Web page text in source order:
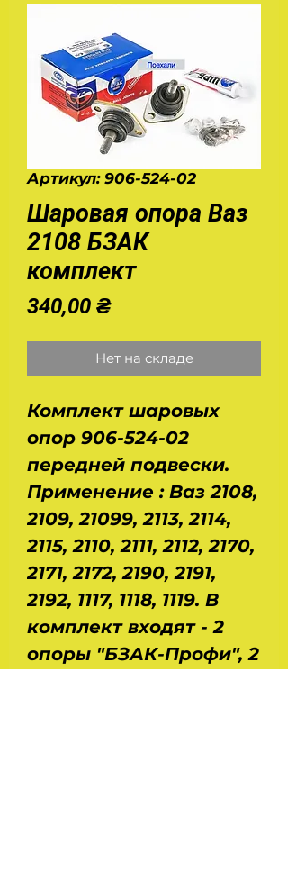
Артикул: 906-524-02
Шаровая опора Ваз
2108 БЗАК
комплект
340,00 ₴Цена
Нет на складе
Комплект шаровых
опор 906-524-02
передней подвески.
Применение : Ваз 2108,
2109, 21099, 2113, 2114,
2115, 2110, 2111, 2112, 2170,
2171, 2172, 2190, 2191,
2192, 1117, 1118, 1119. В
комплект входят - 2
опоры "БЗАК-Профи", 2